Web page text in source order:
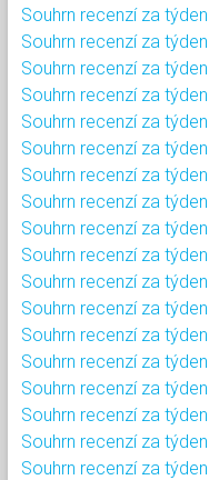
Souhrn recenzí za týden
Souhrn recenzí za týden
Souhrn recenzí za týden
Souhrn recenzí za týden
Souhrn recenzí za týden
Souhrn recenzí za týden
Souhrn recenzí za týden
Souhrn recenzí za týden
Souhrn recenzí za týden
Souhrn recenzí za týden
Souhrn recenzí za
Souhrn recenzí za
Souhrn recenzí za týden
Souhrn recenzí za týden
Souhrn recenzí za
Souhrn recenzí za
Souhrn recenzí za týden
Souhrn recenzí za týden